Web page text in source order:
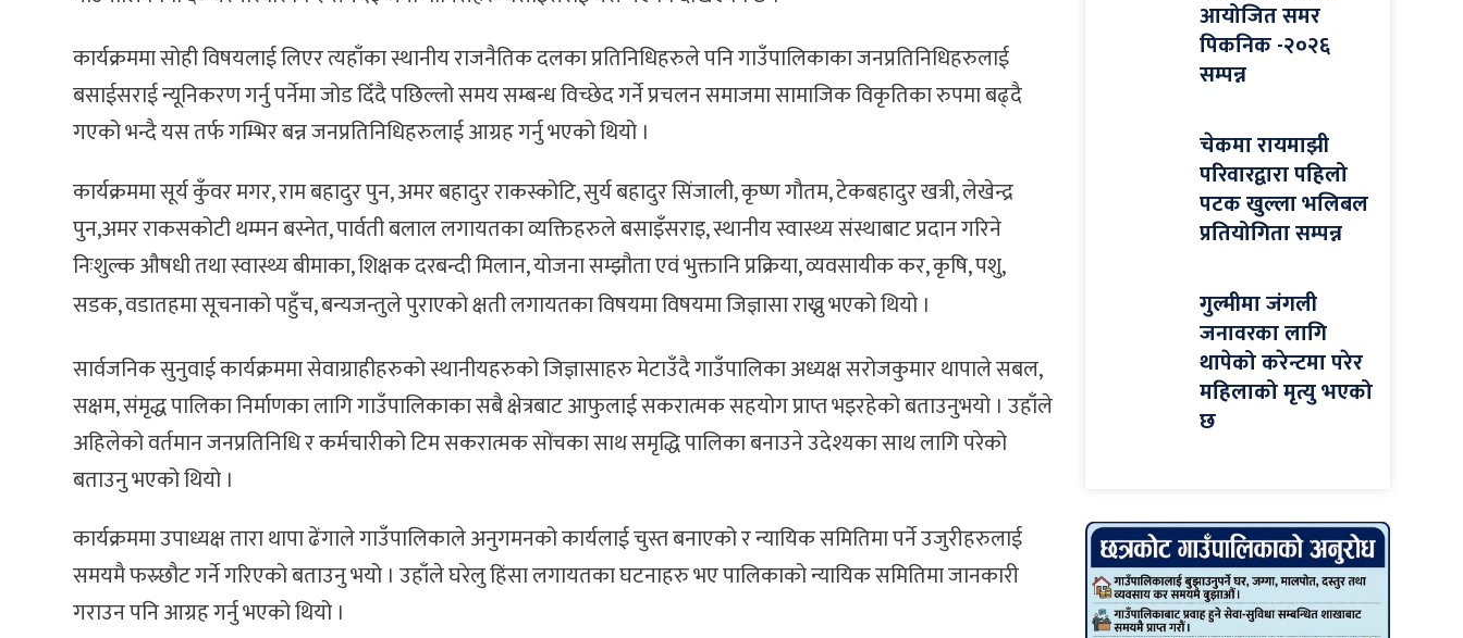
कार्यक्रममा सोही विषयलाई लिएर त्यहाँका स्थानीय राजनैतिक दलका प्रतिनिधिहरुले पनि गाउँपालिकाका जनप्रतिनिधिहरुलाई
बसाईसराई न्यूनिकरण गर्नु पर्नेमा जोड दिँदै पछिल्लो समय सम्बन्ध विच्छेद गर्ने प्रचलन समाजमा सामाजिक विकृतिका रुपमा बढ्दै
गएको भन्दै यस तर्फ गम्भिर बन्न जनप्रतिनिधिहरुलाई आग्रह गर्नु भएको थियो ।
कार्यक्रममा सूर्य कुँवर मगर, राम बहादुर पुन, अमर बहादुर राकस्कोटि, सुर्य बहादुर सिंजाली, कृष्ण गौतम, टेकबहादुर खत्री, लेखेन्द्र
पुन,अमर राकसकोटी थम्मन बस्नेत, पार्वती बलाल लगायतका व्यक्तिहरुले बसाइँसराइ, स्थानीय स्वास्थ्य संस्थाबाट प्रदान गरिने
निःशुल्क औषधी तथा स्वास्थ्य बीमाका, शिक्षक दरबन्दी मिलान, योजना सम्झौता एवं भुक्तानि प्रक्रिया, व्यवसायीक कर, कृषि, पशु,
सडक, वडातहमा सूचनाको पहुँच, बन्यजन्तुले पुराएको क्षती लगायतका विषयमा विषयमा जिज्ञासा राख्नु भएको थियो ।
सार्वजनिक सुनुवाई कार्यक्रममा सेवाग्राहीहरुको स्थानीयहरुको जिज्ञासाहरु मेटाउँदै गाउँपालिका अध्यक्ष सरोजकुमार थापाले सबल,
सक्षम, संमृद्ध पालिका निर्माणका लागि गाउँपालिकाका सबै क्षेत्रबाट आफुलाई सकरात्मक सहयोग प्राप्त भइरहेको बताउनुभयो । उहाँले
अहिलेको वर्तमान जनप्रतिनिधि र कर्मचारीको टिम सकरात्मक सोंचका साथ समृद्धि पालिका बनाउने उदेश्यका साथ लागि परेको
बताउनु भएको थियो ।
कार्यक्रममा उपाध्यक्ष तारा थापा ढेंगाले गाउँपालिकाले अनुगमनको कार्यलाई चुस्त बनाएको र न्यायिक समितिमा पर्ने उजुरीहरुलाई
समयमै फस्र्छौट गर्ने गरिएको बताउनु भयो । उहाँले घरेलु हिंसा लगायतका घटनाहरु भए पालिकाको न्यायिक समितिमा जानकारी
गराउन पनि आग्रह गर्नु भएको थियो ।
आयोजित समर
पिकनिक -२०२६
सम्पन्न
चेकमा रायमाझी
परिवारद्वारा पहिलो
पटक खुल्ला भलिबल
प्रतियोगिता सम्पन्न
गुल्मीमा जंगली
जनावरका लागि
थापेको करेन्टमा परेर
महिलाको मृत्यु भएको
छ